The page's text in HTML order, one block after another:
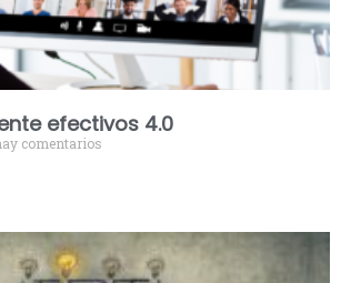
efectivos 4.0
comentarios